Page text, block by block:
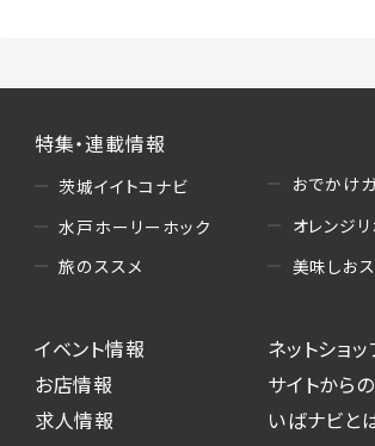
特集・連載情報
茨城イイトコナビ
水戸ホーリーホック
旅のススメ
おでかけ
オレンジ
美味しお
イベント情報
お店情報
求人情報
ネットショ
サイトから
いばナビと